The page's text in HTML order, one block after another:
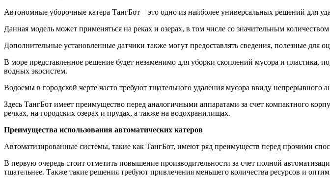
Автономные уборочные катера ТангБот – это одно из наиболее универсальных решений для
Данная модель может применяться на реках и озерах, в том числе со значительным
Дополнительные установленные датчики также могут предоставлять сведения, полезные для
В море представленное решение будет незаменимо для уборки скоплений мусора и пластика,
водных экосистем.
Водоемы в городской черте часто требуют тщательного удаления мусора ввиду
Здесь ТангБот имеет преимущество перед аналогичными аппаратами за счет компактного
речках, на городских озерах и прудах, а также на водохранилищах.
Преимущества использования автоматических катеров
Автоматизированные системы, такие как ТангБот, имеют ряд преимуществ перед прочими
В первую очередь стоит отметить повышение производительности за счет полной
тщательнее. Также такие решения требуют привлечения меньшего количества ресурсов и